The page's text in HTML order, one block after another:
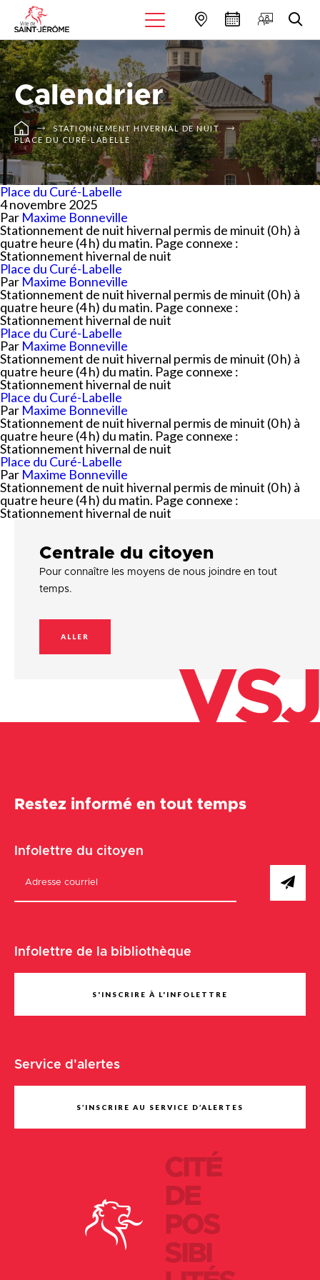
Calendrier
STATIONNEMENT HIVERNAL DE NUIT
PLACE DU CURÉ-LABELLE
Place du Curé-Labelle
4 novembre 2025
Par Maxime Bonneville
Stationnement de nuit hivernal permis de minuit (0 h) à
quatre heure (4 h) du matin. Page connexe :
Stationnement hivernal de nuit
Place du Curé-Labelle
Par Maxime Bonneville
Stationnement de nuit hivernal permis de minuit (0 h) à
quatre heure (4 h) du matin. Page connexe :
Stationnement hivernal de nuit
Place du Curé-Labelle
Par Maxime Bonneville
Stationnement de nuit hivernal permis de minuit (0 h) à
quatre heure (4 h) du matin. Page connexe :
Stationnement hivernal de nuit
Place du Curé-Labelle
Par Maxime Bonneville
Stationnement de nuit hivernal permis de minuit (0 h) à
quatre heure (4 h) du matin. Page connexe :
Stationnement hivernal de nuit
Place du Curé-Labelle
Par Maxime Bonneville
Stationnement de nuit hivernal permis de minuit (0 h) à
quatre heure (4 h) du matin. Page connexe :
Stationnement hivernal de nuit
Centrale du citoyen
Pour connaître les moyens de nous joindre en tout
temps.
ALLER
VSJ
CITÉ
DE
POS
SIBI
Restez informé en tout temps
Infolettre du citoyen
Infolettre de la bibliothèque
S'INSCRIRE À L'INFOLETTRE
Service d'alertes
S’INSCRIRE AU SERVICE D’ALERTES